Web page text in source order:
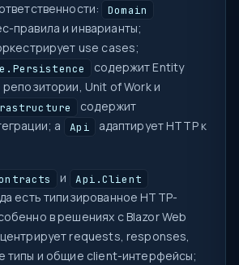
Domain
правила и инварианты;
use cases;
содержит Entity
Unit of Work и
содержит
а
Api
адаптирует HTTP к
и Api.Client
есть типизированное HTTP-
в решениях с Blazor Web
requests, responses,
типы и общие client-интерфейсы;